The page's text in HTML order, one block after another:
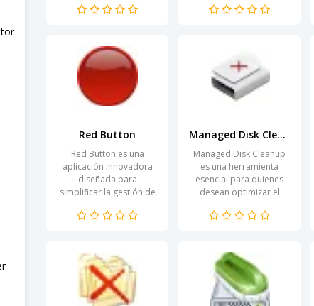
diseño intuitivo permite
tecnología de vapor,
Red Button
Red Button es una
aplicación innovadora
diseñada para
simplificar la gestión de
optimizar tu
Managed Disk Cleanup
Managed Disk Cleanup
es una herramienta
esencial para quienes
desean optimizar el
dispositivos. Con el